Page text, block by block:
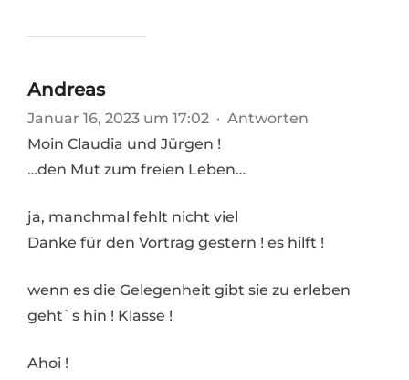
Andreas
Januar 16, 2023 um 17:02 · Antworten
Moin Claudia und Jürgen !
…den Mut zum freien Leben…
ja, manchmal fehlt nicht viel
Danke für den Vortrag gestern ! es hilft !
wenn es die Gelegenheit gibt sie zu erleben
geht`s hin ! Klasse !
Ahoi !